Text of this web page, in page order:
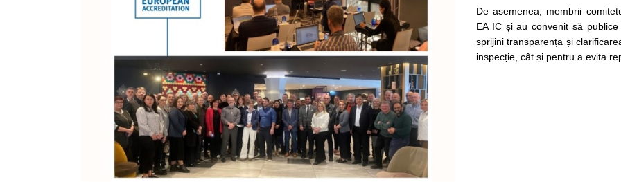
De asemenea, membrii
EA IC și au convenit să
sprijini transparența și
inspecție, cât și pentru a evita